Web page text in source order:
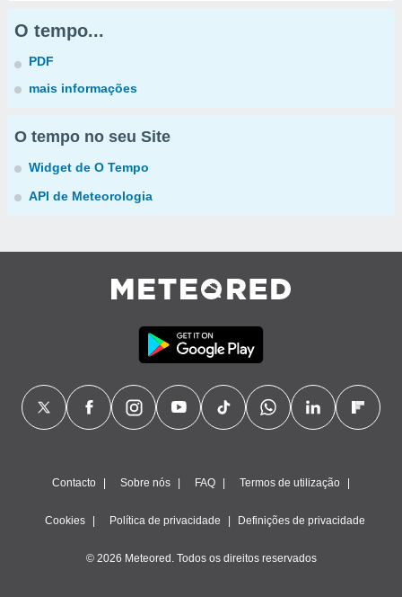
O tempo...
PDF
mais informações
O tempo no seu Site
Widget de O Tempo
API de Meteorologia
Contacto Sobre nós FAQ Termos de utilização
Cookies Política de privacidade Definições de privacidade
© 2026 Meteored. Todos os direitos reservados